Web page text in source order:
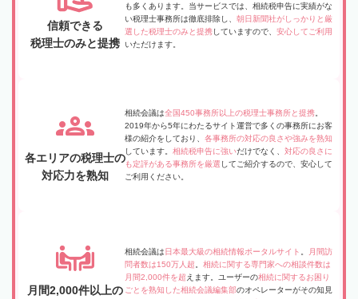
信頼できる
税理士のみと提携
も多くあります。当サービスでは、相続税申告に実績がな
い税理士事務所は徹底排除し、 朝日新聞社がしっかりと厳
選した税理士のみと提携していますので、 安心してご利用
いただけます。
各エリアの税理士の
対応力を熟知
相続会議は全国450事務所以上の税理士事務所と提携
2019年から5年にわたるサイト運営で多くの事務所にお客
様の紹介をしており、 各事務所の対応の良さや強みを熟知
しています。 相続税申告に強いだけでなく、 対応の良さに
も定評がある事務所を厳選 してご紹介するので、安心して
ご利用ください。
月間2,000件以上の
相続会議は 日本最大級の相続情報ポータルサイト
月間訪
問者数は150万人超
相続に関する専門家への相談件数は
月間2,000件を超 えます。ユーザーの相続に関するお困り
ごとを熟知した相続会議編集部のオペレーターがその知見